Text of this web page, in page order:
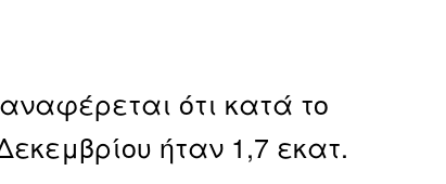
ότι κατά το
ήταν 1,7 εκατ.